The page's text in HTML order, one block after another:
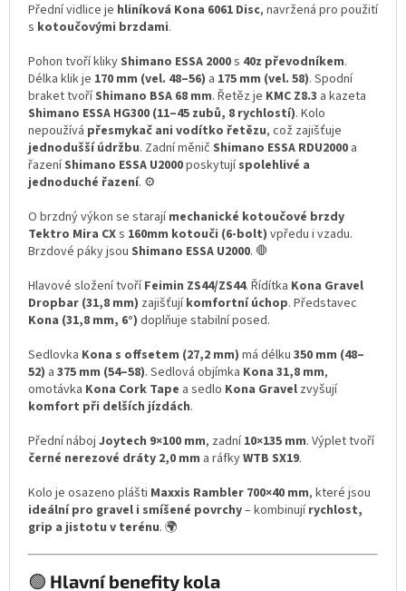
Přední vidlice je hliníková Kona 6061 Disc, navržená pro použití
s kotoučovými brzdami.
Pohon tvoří klikyShimano ESSA 2000s 40z převodníkem.
Délka klik je 170 mm (vel. 48–56) a 175 mm (vel. 58). Spodní
braket tvoříShimano BSA 68 mm. Řetěz je KMC Z8.3 a kazeta
Shimano ESSA HG300 (11–45 zubů, 8 rychlostí). Kolo
nepoužívá přesmykač ani vodítko řetězu, což zajišťuje
jednodušší údržbu. Zadní měnič Shimano ESSA RDU2000 a
řazeníShimano ESSA U2000poskytujíspolehlivé a
jednoduché řazení. ⚙️
O brzdný výkon se starajímechanické kotoučové brzdy
Tektro Mira CXs 160mm kotouči (6-bolt) vpředu i vzadu.
Brzdové páky jsou Shimano ESSA U2000. 🛑
Hlavové složení tvoříFeimin ZS44/ZS44. Řídítka Kona Gravel
Dropbar (31,8 mm) zajišťujíkomfortní úchop. Představec
Kona (31,8 mm, 6°) doplňuje stabilní posed.
Sedlovka Kona s offsetem (27,2 mm) má délku 350 mm (48–
52) a 375 mm (54–58). Sedlová objímka Kona 31,8 mm,
omotávka Kona Cork Tape a sedlo Kona Gravel zvyšují
komfort při delších jízdách.
Přední náboj Joytech 9×100 mm, zadní10×135 mm. Výplet tvoří
černé nerezové dráty 2,0 mm a ráfkyWTB SX19.
Kolo je osazeno plášti Maxxis Rambler 700×40 mm, které jsou
ideální pro gravel i smíšené povrchy– kombinujírychlost,
grip a jistotu v terénu. 🌍
🟢 Hlavní benefity kola